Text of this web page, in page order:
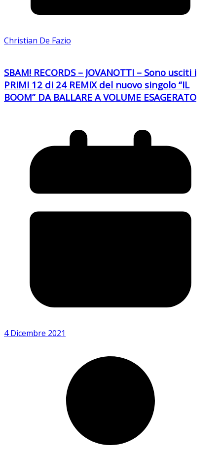
Christian De Fazio
SBAM! RECORDS – JOVANOTTI – Sono usciti i
PRIMI 12 di 24 REMIX del nuovo singolo “IL
BOOM” DA BALLARE A VOLUME ESAGERATO
4 Dicembre 2021